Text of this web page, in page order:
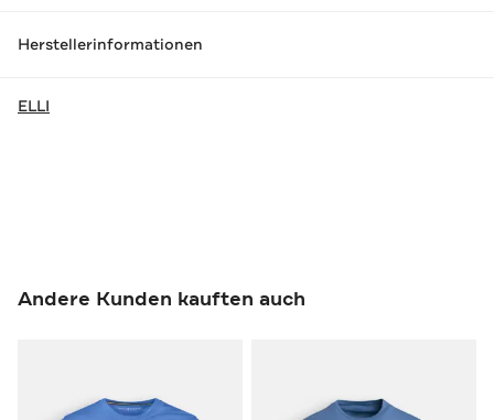
Herstellerinformationen
ELLI
Andere Kunden kauften auch